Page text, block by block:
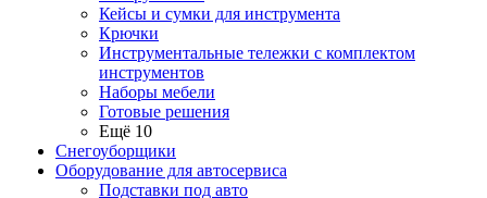
Кейсы и сумки для инструмента
Крючки
Инструментальные тележки с комплектом
инструментов
Наборы мебели
Готовые решения
Ещё 10
Снегоуборщики
Оборудование для автосервиса
Подставки под авто